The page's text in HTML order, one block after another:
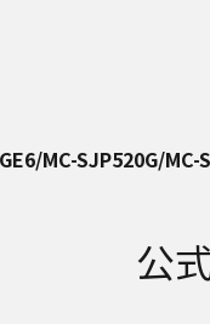
MC-SJP520G/
公